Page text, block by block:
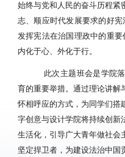
始终与党和人民的奋斗历程紧
志、顺应时代发展要求的好
发挥宪法在治国理政中的重
内化于心、外化于行。
此次主题班会是学院
育的重要举措。通过理论讲解
怀相呼应的方式，为同学们搭
字创意与设计学院将持续创新
生活化，引导广大青年做社会
坚定捍卫者，为建设法治中国